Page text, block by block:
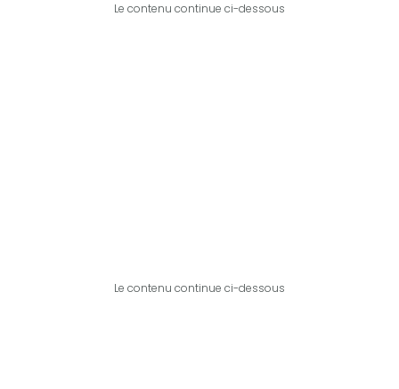
Le contenu continue ci-dessous
Le contenu continue ci-dessous